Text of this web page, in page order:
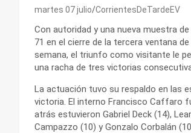
martes 07 julio CorrientesDeTardeEV
Con autoridad y una nueva muestra
71 en el cierre de la tercera ventana
semana, el triunfo como visitante le
una racha de tres victorias
La actuación tuvo su respaldo en las
victoria. El interno Francisco Caffaro
atrás estuvieron Gabriel Deck (14),
Campazzo (10) y Gonzalo Corbalán